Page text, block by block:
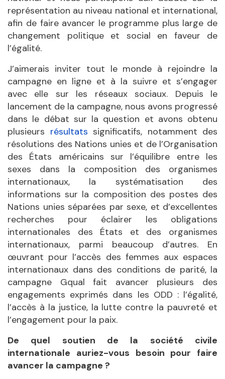
représentation au niveau national et international,
afin de faire avancer le programme plus large de
changement politique et social en faveur de
l’égalité.
J’aimerais inviter tout le monde à rejoindre la
campagne en ligne et à la suivre et s’engager
avec elle sur les réseaux sociaux. Depuis le
lancement de la campagne, nous avons progressé
dans le débat sur la question et avons obtenu
plusieurs résultats significatifs, notamment des
résolutions des Nations unies et de l’Organisation
des États américains sur l’équilibre entre les
sexes dans la composition des organismes
internationaux, la systématisation des
informations sur la composition des postes des
Nations unies séparées par sexe, et d’excellentes
recherches pour éclairer les obligations
internationales des États et des organismes
internationaux, parmi beaucoup d’autres. En
œuvrant pour l’accès des femmes aux espaces
internationaux dans des conditions de parité, la
campagne Gqual fait avancer plusieurs des
engagements exprimés dans les ODD : l’égalité,
l’accès à la justice, la lutte contre la pauvreté et
l’engagement pour la paix.
De quel soutien de la société civile
internationale auriez-vous besoin pour faire
avancer la campagne ?